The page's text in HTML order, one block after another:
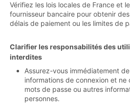
Vérifiez les lois locales de France et
fournisseur bancaire pour obtenir
délais de paiement ou les limites de
Clarifier les responsabilités des
interdites
Assurez-vous immédiatement
informations de connexion et ne
mots de passe ou autres
personnes.